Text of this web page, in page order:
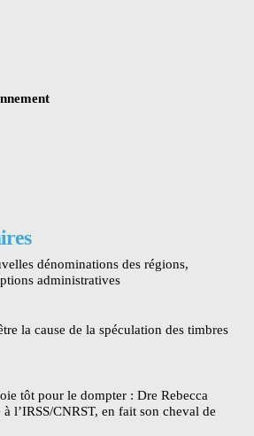
dénominations des régions,
administratives
la cause de la spéculation des timbres
tôt pour le dompter : Dre Rebecca
l’IRSS/CNRST, en fait son cheval de